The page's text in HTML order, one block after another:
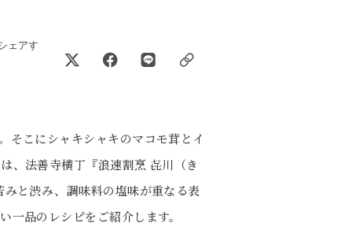
ェアす
そこにシャキシャキのマコモ茸とイ
、法善寺横丁『浪速割烹 㐂川（き
と渋み、調味料の塩味が重なる表
品のレシピをご紹介します。